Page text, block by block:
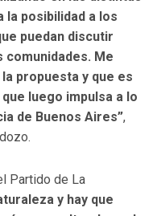
la posibilidad a los
puedan discutir
comunidades. Me
propuesta y que es
luego impulsa a lo
de Buenos Aires”,
Partido de La
y hay que